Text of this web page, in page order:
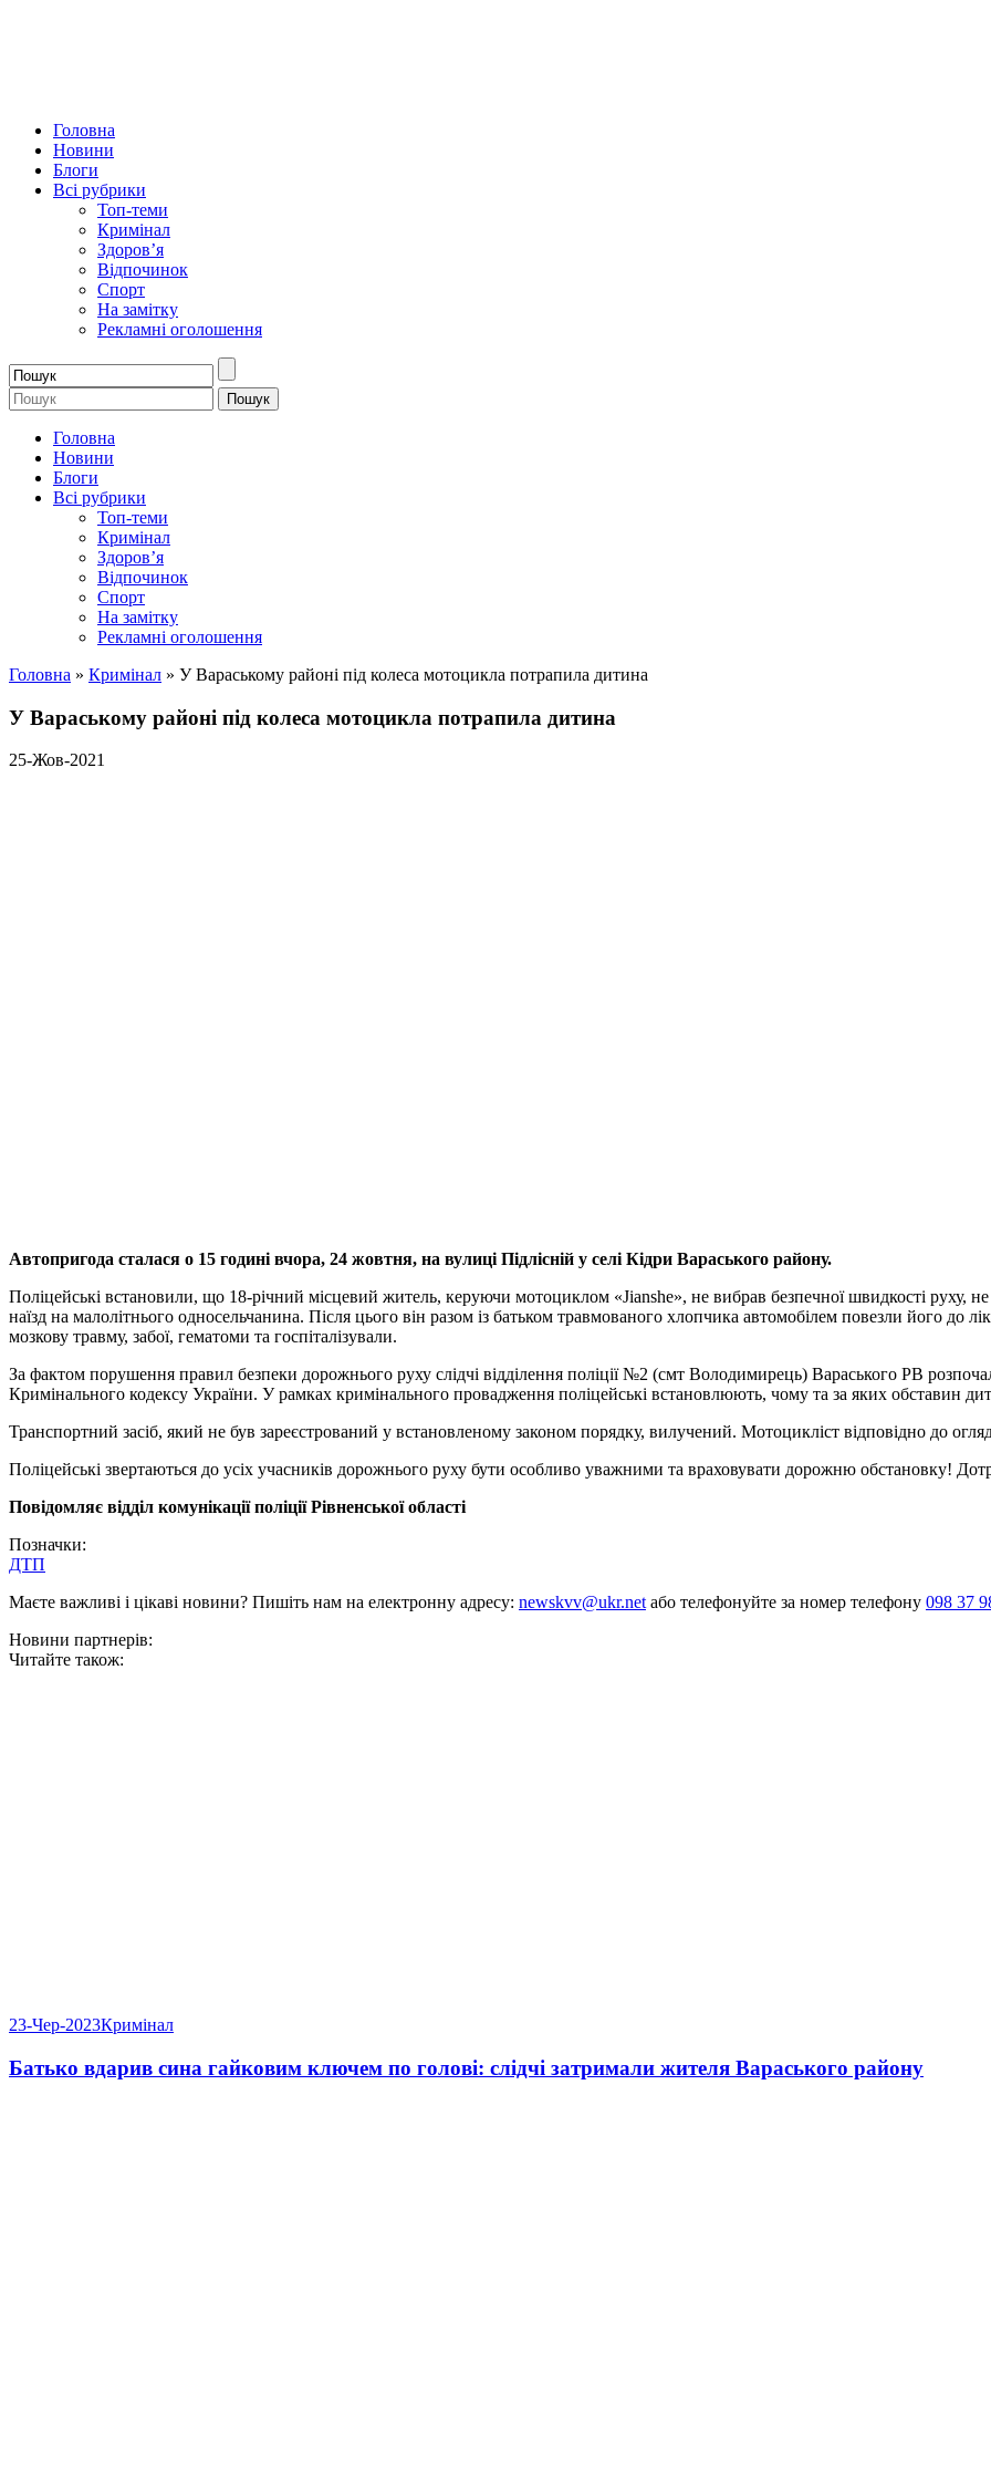
Головна
Новини
Блоги
Всі рубрики
Топ-теми
Кримінал
Здоров’я
Відпочинок
Спорт
На замітку
Рекламні оголошення
Головна
Новини
Блоги
Всі рубрики
Топ-теми
Кримінал
Здоров’я
Відпочинок
Спорт
На замітку
Рекламні оголошення
Головна » Кримінал » У Вараському районі під колеса мотоцикла потрапила дитина
У Вараському районі під колеса мотоцикла потрапила дитина
25-Жов-2021
Автопригода сталася о 15 годині вчора, 24 жовтня, на вулиці Підлісній у селі Кідри Вараського району.
Поліцейські встановили, що 18-річний місцевий житель, керуючи мотоциклом «Jianshe», не вибрав безпечної швидкості руху,
наїзд на малолітнього односельчанина. Після цього він разом із батьком травмованого хлопчика автомобілем повезли його до
мозкову травму, забої, гематоми та госпіталізували.
За фактом порушення правил безпеки дорожнього руху слідчі відділення поліції №2 (смт Володимирець) Вараського РВ
Кримінального кодексу України. У рамках кримінального провадження поліцейські встановлюють, чому та за яких обставин
Транспортний засіб, який не був зареєстрований у встановленому законом порядку, вилучений. Мотоцикліст відповідно до
Поліцейські звертаються до усіх учасників дорожнього руху бути особливо уважними та враховувати дорожню обстановку!
Повідомляє відділ комунікації поліції Рівненської області
Позначки:
ДТП
Маєте важливі і цікаві новини? Пишіть нам на електронну адресу: newskvv@ukr.netабо телефонуйте за номер телефону 098 37
Новини партнерів:
Читайте також:
23-Чер-2023Кримінал
Батько вдарив сина гайковим ключем по голові: слідчі затримали жителя Вараського району